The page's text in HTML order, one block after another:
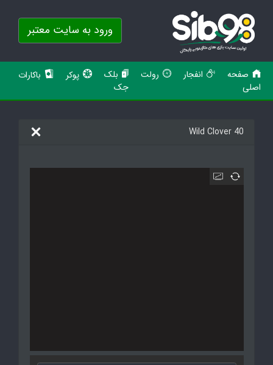
ورود به سایت معتبر
صفحه
اصلی
انفجار رولت
بلک
جک
پوکر باکارات
40 Wild Clover